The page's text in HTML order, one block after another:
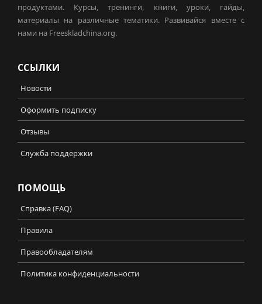
продуктами. Курсы, тренинги, книги, уроки, гайды,
материалы на различные тематики. Развивайся вместе с
нами на Freeskladchina.org.
ССЫЛКИ
Новости
Оформить подписку
Отзывы
Служба поддержки
ПОМОЩЬ
Справка (FAQ)
Правила
Правообладателям
Политика конфиденциальности